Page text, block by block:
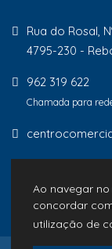
Ao navegar
concordar
utilização de
Rua do Rosal,
4795-230 -
962 319 622
Chamada para